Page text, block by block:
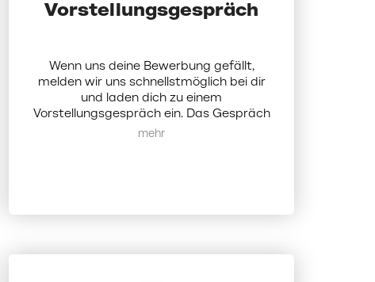
Vorstellungsgespräch
Wenn uns deine Bewerbung gefällt,
melden wir uns schnellstmöglich bei dir
und laden dich zu einem
Vorstellungsgespräch ein. Das Gespräch
findet persönlich oder digital statt und
Mehr anzeigen